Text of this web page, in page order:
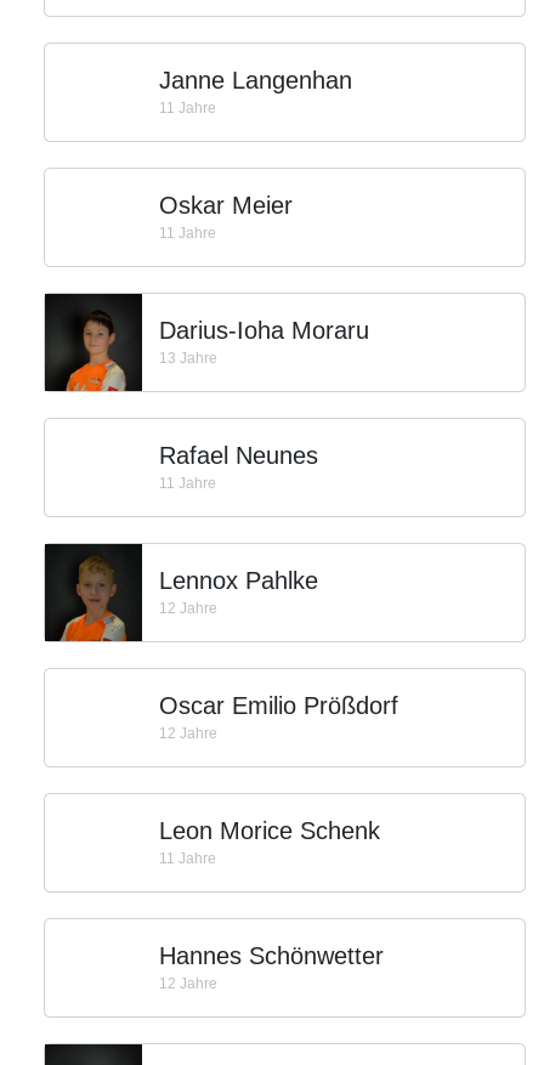
Janne Langenhan
11 Jahre
Oskar Meier
11 Jahre
Darius-Ioha Moraru
13 Jahre
Rafael Neunes
11 Jahre
Lennox Pahlke
12 Jahre
Oscar Emilio Prößdorf
12 Jahre
Leon Morice Schenk
11 Jahre
Hannes Schönwetter
12 Jahre